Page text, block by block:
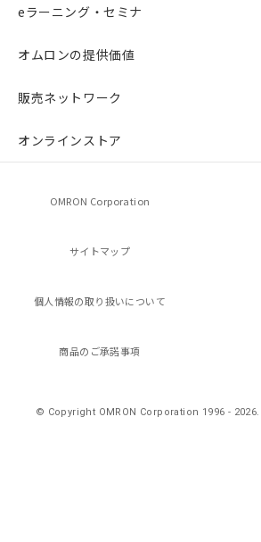
eラーニング・セミナ
オムロンの提供価値
販売ネットワーク
オンラインストア
OMRON Corporation
サイトマップ
個人情報の取り扱いについて
商品のご承諾事項
© Copyright OMRON Corporation 1996 -